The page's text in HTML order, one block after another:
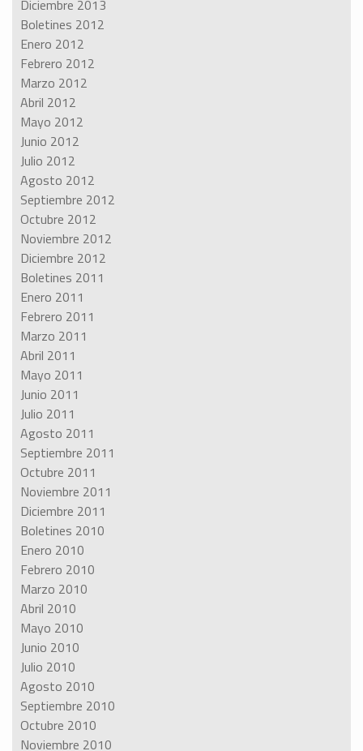
Diciembre 2013
Boletines 2012
Enero 2012
Febrero 2012
Marzo 2012
Abril 2012
Mayo 2012
Junio 2012
Julio 2012
Agosto 2012
Septiembre 2012
Octubre 2012
Noviembre 2012
Diciembre 2012
Boletines 2011
Enero 2011
Febrero 2011
Marzo 2011
Abril 2011
Mayo 2011
Junio 2011
Julio 2011
Agosto 2011
Septiembre 2011
Octubre 2011
Noviembre 2011
Diciembre 2011
Boletines 2010
Enero 2010
Febrero 2010
Marzo 2010
Abril 2010
Mayo 2010
Junio 2010
Julio 2010
Agosto 2010
Septiembre 2010
Octubre 2010
Noviembre 2010